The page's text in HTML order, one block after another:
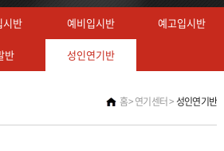
시반 예비입시반 예고입시반
반 성인연기반
홈 연기센터 성인연기반